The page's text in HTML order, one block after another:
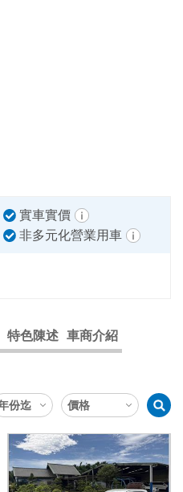
實車實價
非多元化營業用車
特色陳述 車商介紹